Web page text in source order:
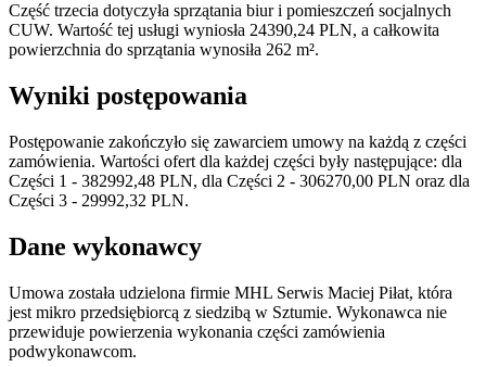
Część trzecia dotyczyła sprzątania biur i pomieszczeń socjalnych
CUW. Wartość tej usługi wyniosła 24390,24 PLN, a całkowita
powierzchnia do sprzątania wynosiła 262 m².
Wyniki postępowania
Postępowanie zakończyło się zawarciem umowy na każdą z części
zamówienia. Wartości ofert dla każdej części były następujące: dla
Części 1 - 382992,48 PLN, dla Części 2 - 306270,00 PLN oraz dla
Części 3 - 29992,32 PLN.
Dane wykonawcy
Umowa została udzielona firmie MHL Serwis Maciej Piłat, która
jest mikro przedsiębiorcą z siedzibą w Sztumie. Wykonawca nie
przewiduje powierzenia wykonania części zamówienia
podwykonawcom.